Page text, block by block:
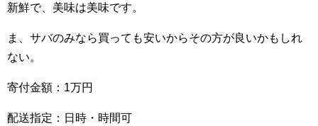
新鮮で、美味は美味です。
ま、サバのみなら買っても安いからその方が良いかもしれ
ない。
寄付金額：1万円
配送指定：日時・時間可